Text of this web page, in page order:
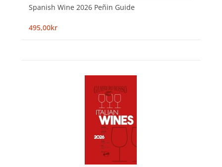
Spanish Wine 2026 Peñin Guide
495,00kr